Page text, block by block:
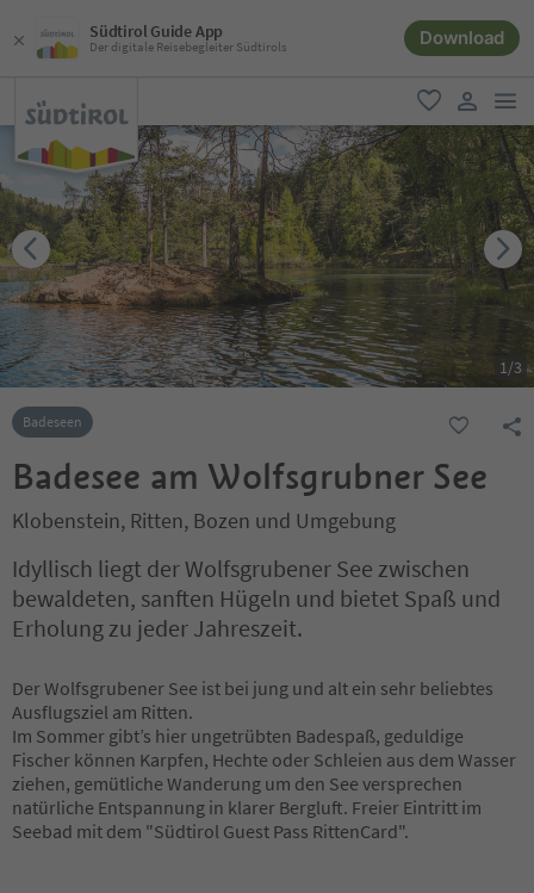
Südtirol Guide App
Der digitale Reisebegleiter Südtirols Download
favorit
user link
1/3
Badeseen
Badesee am Wolfsgrubner See
Klobenstein, Ritten, Bozen und Umgebung
Idyllisch liegt der Wolfsgrubener See zwischen
bewaldeten, sanften Hügeln und bietet Spaß und
Erholung zu jeder Jahreszeit.
Der Wolfsgrubener See ist bei jung und alt ein sehr beliebtes
Ausflugsziel am Ritten.
Im Sommer gibt’s hier ungetrübten Badespaß, geduldige
Fischer können Karpfen, Hechte oder Schleien aus dem Wasser
ziehen, gemütliche Wanderung um den See versprechen
natürliche Entspannung in klarer Bergluft. Freier Eintritt im
Seebad mit dem "Südtirol Guest Pass RittenCard".